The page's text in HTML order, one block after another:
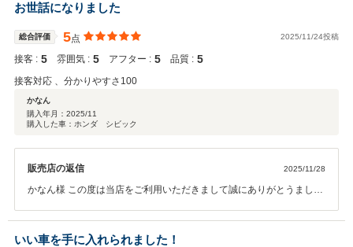
お世話になりました
総合評価 5点 2025/11/24投稿
接客 : 5 雰囲気 : 5 アフター : 5 品質 : 5
接客対応 、分かりやすさ100
かなん
購入年月： 2025/11
購入した車：ホンダ シビック
販売店の返信 2025/11/28
かなん様 この度は当店をご利用いただきまして誠にありがとうまし
いい車を手に入れられました！